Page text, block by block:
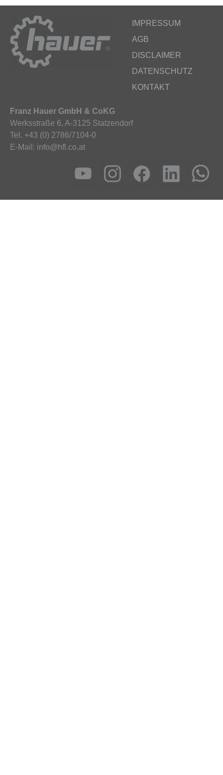
IMPRESSUM
AGB
DISCLAIMER
DATENSCHUTZ
KONTAKT
Franz Hauer GmbH & CoKG
Werksstraße 6, A-3125 Statzendorf
Tel. +43 (0) 2786/7104-0
E-Mail: info@hfl.co.at